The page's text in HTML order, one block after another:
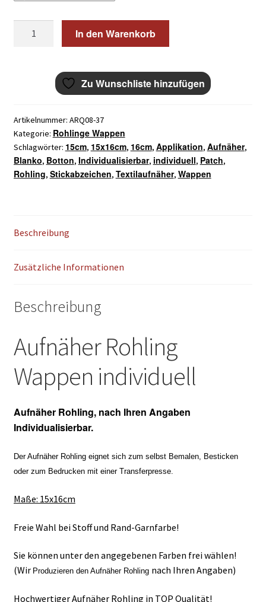
15×16cm
Menge
In den Warenkorb
Zu Wunschliste hinzufügen
Artikelnummer: ARQ08-37
Kategorie: Rohlinge Wappen
Schlagwörter: 15cm, 15x16cm, 16cm, Applikation, Aufnäher,
Blanko, Botton, Individualisierbar, individuell, Patch,
Rohling, Stickabzeichen, Textilaufnäher, Wappen
Beschreibung
Zusätzliche Informationen
Beschreibung
Aufnäher Rohling
Wappen individuell
Aufnäher Rohling, nach Ihren Angaben
Individualisierbar.
Der Aufnäher Rohling eignet sich zum selbst Bemalen, Besticken
oder zum Bedrucken mit einer Transferpresse.
Maße: 15x16cm
Freie Wahl bei Stoff und Rand-Garnfarbe!
Sie können unter den angegebenen Farben frei wählen!
(Wir Produzieren den Aufnäher Rohling nach Ihren Angaben)
Hochwertiger Aufnäher Rohling in TOP Qualität!